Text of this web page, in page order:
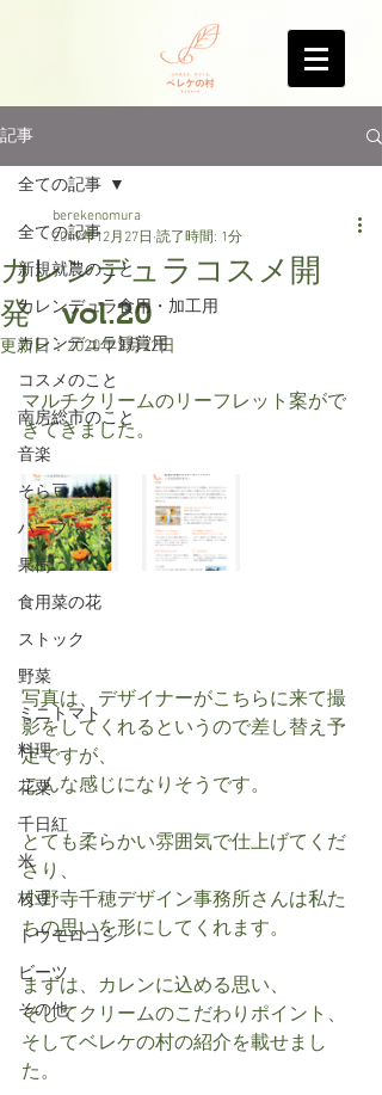
記事
全ての記事
新規就農のこと
カレンデュラ食用・加工用
カレンデュラ観賞用
コスメのこと
南房総市のこと
音楽
そら豆
ハーブ
果樹
食用菜の花
ストック
野菜
ミニトマト
料理
花粟
千日紅
米
枝豆
トウモロコシ
ビーツ
その他
全ての記事
カレンデュラコスメ開
発 vol.20
berekenomura
2019年12月27日 読了時間: 1分
更新日：2020年2月22日
マルチクリームのリーフレット案がで
きてきました。
写真は、デザイナーがこちらに来て撮
影をしてくれるというので差し替え予
定ですが、
こんな感じになりそうです。
とても柔らかい雰囲気で仕上げてくだ
さり、
小野寺千穂デザイン事務所さんは私た
ちの思いを形にしてくれます。
まずは、カレンに込める思い、
そしてクリームのこだわりポイント、
そしてベレケの村の紹介を載せまし
た。